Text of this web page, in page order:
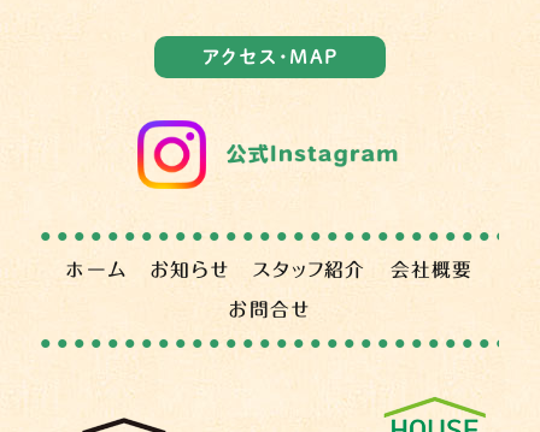
アクセス・MAP
ホーム お知らせ スタッフ紹介 会社概要
お問合せ